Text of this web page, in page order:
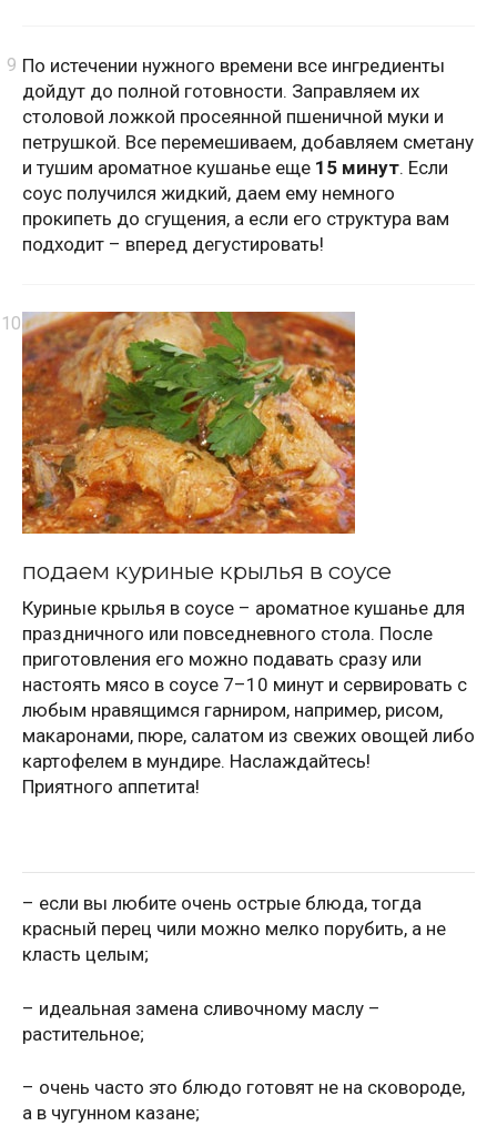
По истечении нужного времени все ингредиенты
дойдут до полной готовности. Заправляем их
столовой ложкой просеянной пшеничной муки и
петрушкой. Все перемешиваем, добавляем сметану
и тушим ароматное кушанье еще 15 минут. Если
соус получился жидкий, даем ему немного
прокипеть до сгущения, а если его структура вам
подходит – вперед дегустировать!
подаем куриные крылья в соусе
Куриные крылья в соусе – ароматное кушанье для
праздничного или повседневного стола. После
приготовления его можно подавать сразу или
настоять мясо в соусе 7–10 минут и сервировать с
любым нравящимся гарниром, например, рисом,
макаронами, пюре, салатом из свежих овощей либо
картофелем в мундире. Наслаждайтесь!
Приятного аппетита!
– если вы любите очень острые блюда, тогда
красный перец чили можно мелко порубить, а не
класть целым;
– идеальная замена сливочному маслу –
растительное;
– очень часто это блюдо готовят не на сковороде,
а в чугунном казане;